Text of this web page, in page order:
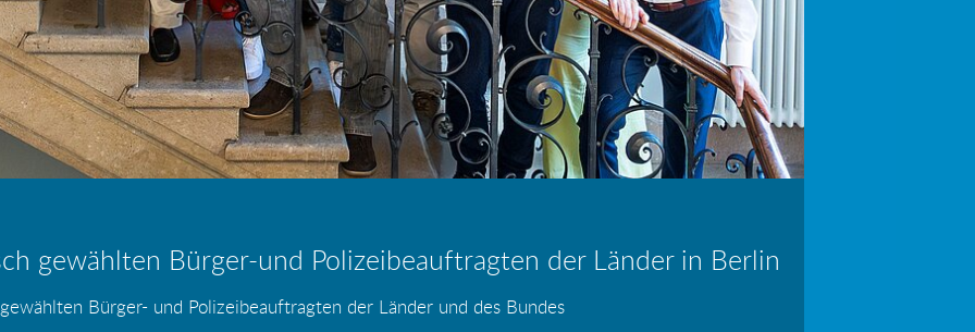
gewählten Bürger-und Polizeibeauftragten der Länder in Berlin
Bürger- und Polizeibeauftragten der Länder und des Bundes
Information: Die Wohngeldstelle darf Nachweise über Bemühungen zur Aufnahme einer Erwerbstätigkeit fordern
– wer haftet für die Folgen?
Blei - gefährlich und inzwischen auch verboten!
mündlich an die Bürgerbeauftragte wenden. Nutzen Sie auch unser Onlineformular auf dieser